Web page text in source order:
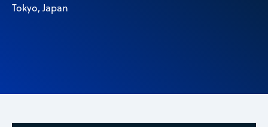
Tokyo, Japan